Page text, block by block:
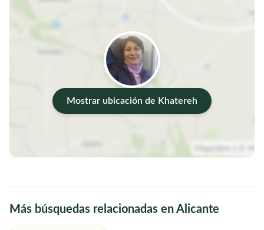
Mostrar ubicación de Khatereh
Más búsquedas relacionadas en Alicante